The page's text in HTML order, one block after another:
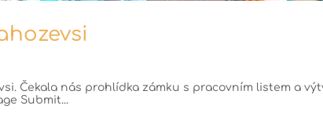
Čekala nás prohlídka zámku s pracovním listem a
Submit...